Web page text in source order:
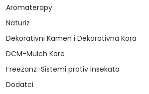
Aromaterapy
Naturiz
Dekorativni Kamen i Dekorativna Kora
DCM-Mulch Kore
Freezanz-Sistemi protiv insekata
Dodatci